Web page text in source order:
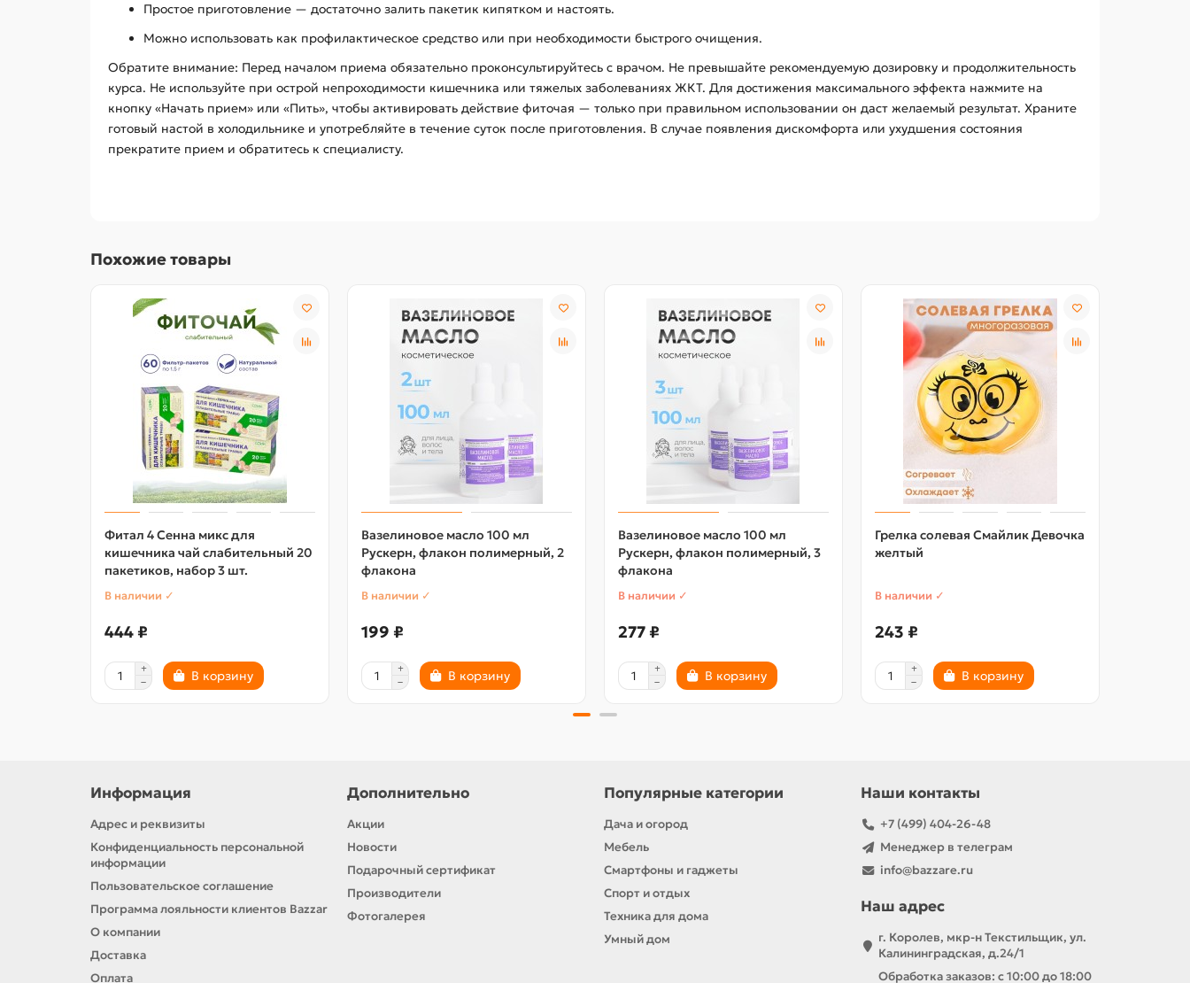
Простое приготовление — достаточно залить пакетик кипятком и настоять.
Можно использовать как профилактическое средство или при необходимости быстрого очищения.
Обратите внимание: Перед началом приема обязательно проконсультируйтесь с врачом. Не превышайте рекомендуемую дозировку и продолжительность
курса. Не используйте при острой непроходимости кишечника или тяжелых заболеваниях ЖКТ. Для достижения максимального эффекта нажмите на
кнопку «Начать прием» или «Пить», чтобы активировать действие фиточая — только при правильном использовании он даст желаемый результат. Храните
готовый настой в холодильнике и употребляйте в течение суток после приготовления. В случае появления дискомфорта или ухудшения состояния
прекратите прием и обратитесь к специалисту.
Похожие товары
Фитал 4 Сенна микс для
кишечника чай слабительный 20
пакетиков, набор 3 шт.
В наличии ✓
444 ₽
В корзину
Вазелиновое масло 100 мл
Рускерн, флакон полимерный, 2
флакона
В наличии ✓
199 ₽
В корзину
Вазелиновое масло 100 мл
Рускерн, флакон полимерный, 3
флакона
В наличии ✓
277 ₽
В корзину
Грелка солевая Смайлик Девочка
желтый
В наличии ✓
243 ₽
В корзину
Информация
Адрес и реквизиты
Конфиденциальность персональной
информации
Пользовательское соглашение
Программа лояльности клиентов Bazzar
О компании
Доставка
Оплата
Дополнительно
Акции
Новости
Подарочный сертификат
Производители
Фотогалерея
Популярные категории
Дача и огород
Мебель
Смартфоны и гаджеты
Спорт и отдых
Техника для дома
Умный дом
Наши контакты
+7 (499) 404-26-48
Менеджер в телеграм
info@bazzare.ru
Наш адрес
г. Королев, мкр-н Текстильщик, ул.
Калининградская, д.24/1
Обработка заказов: с 10:00 до 18:00